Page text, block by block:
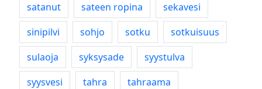
satanut
sateen ropina
sekavesi
sinipilvi
sohjo sotku
sotkuisuus
sulaoja
syksysade
syystulva
syysvesi
tahra
tahraama